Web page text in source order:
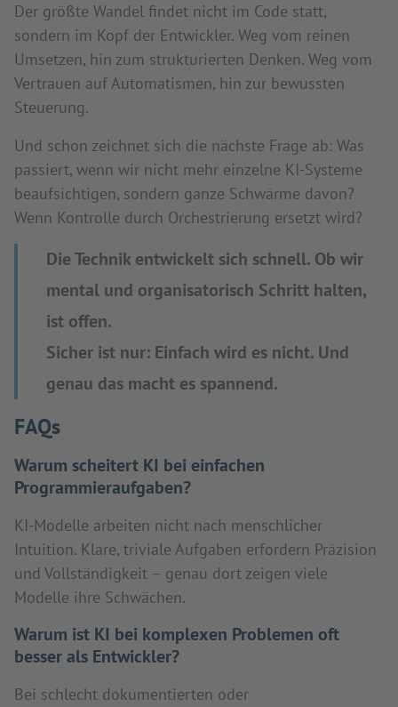
Der größte Wandel findet nicht im Code statt,
sondern im Kopf der Entwickler. Weg vom reinen
Umsetzen, hin zum strukturierten Denken. Weg vom
Vertrauen auf Automatismen, hin zur bewussten
Steuerung.
Und schon zeichnet sich die nächste Frage ab: Was
passiert, wenn wir nicht mehr einzelne KI-Systeme
beaufsichtigen, sondern ganze Schwärme davon?
Wenn Kontrolle durch Orchestrierung ersetzt wird?
Die Technik entwickelt sich schnell. Ob wir
mental und organisatorisch Schritt halten,
ist offen.
Sicher ist nur: Einfach wird es nicht. Und
genau das macht es spannend.
FAQs
Warum scheitert KI bei einfachen
Programmieraufgaben?
KI-Modelle arbeiten nicht nach menschlicher
Intuition. Klare, triviale Aufgaben erfordern Präzision
und Vollständigkeit – genau dort zeigen viele
Modelle ihre Schwächen.
Warum ist KI bei komplexen Problemen oft
besser als Entwickler?
Bei schlecht dokumentierten oder